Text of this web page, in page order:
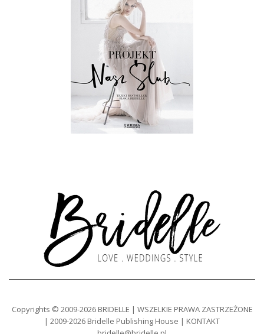
Copyrights © 2009-2026 BRIDELLE | WSZELKIE PRAWA ZASTRZEŻONE
| 2009-2026 Bridelle Publishing House | KONTAKT